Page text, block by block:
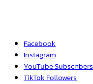
Facebook
Instagram
YouTubeSubscribers
TikTok Followers